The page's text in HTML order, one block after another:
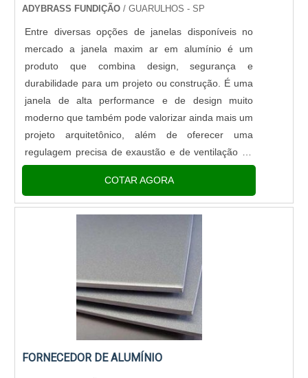
ADYBRASS FUNDIÇÃO / GUARULHOS - SP
Entre diversas opções de janelas disponíveis no
mercado a janela maxim ar em alumínio é um
produto que combina design, segurança e
durabilidade para um projeto ou construção. É uma
janela de alta performance e de design muito
moderno que também pode valorizar ainda mais um
projeto arquitetônico, além de oferecer uma
regulagem precisa de exaustão e de ventilação ao
ambiente. Maiores informações sobre o produto Ela
também possui opção de abertur....
COTAR AGORA
FORNECEDOR DE ALUMÍNIO